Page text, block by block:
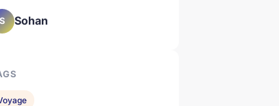
S Sohan